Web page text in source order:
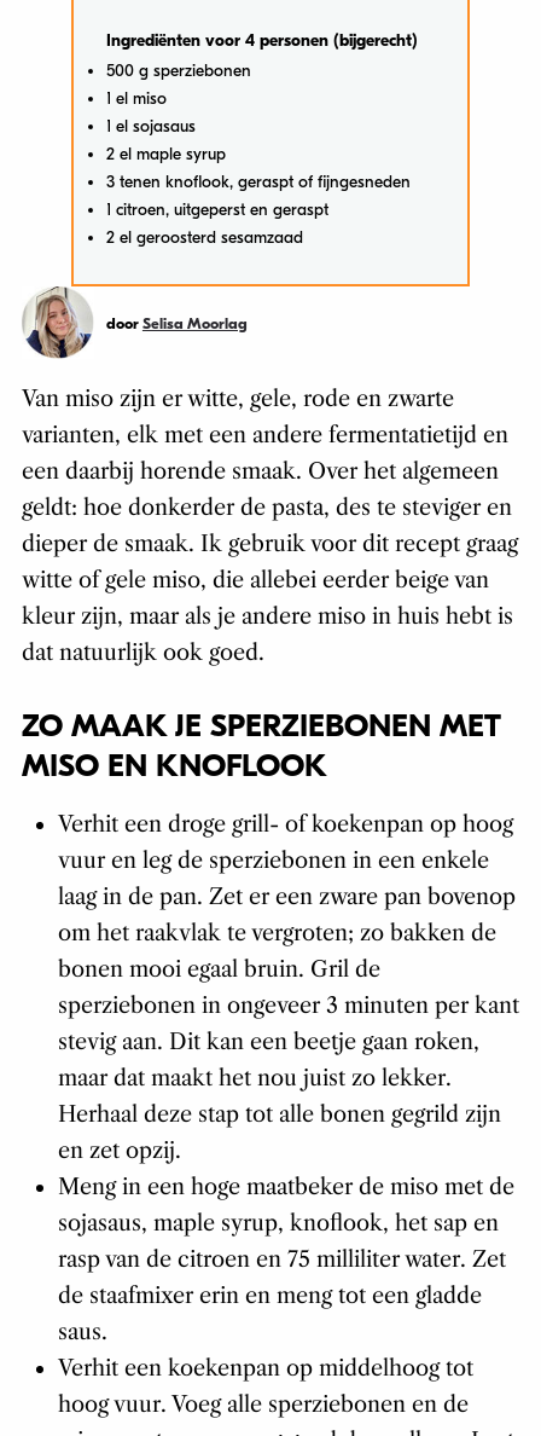
Ingrediënten voor 4 personen (bijgerecht)
500 g sperziebonen
1 el miso
1 el sojasaus
2 el maple syrup
3 tenen knoflook, geraspt of fijngesneden
1 citroen, uitgeperst en geraspt
2 el geroosterd sesamzaad
door Selisa Moorlag
Van miso zijn er witte, gele, rode en zwarte
varianten, elk met een andere fermentatietijd en
een daarbij horende smaak. Over het algemeen
geldt: hoe donkerder de pasta, des te steviger en
dieper de smaak. Ik gebruik voor dit recept graag
witte of gele miso, die allebei eerder beige van
kleur zijn, maar als je andere miso in huis hebt is
dat natuurlijk ook goed.
ZO MAAK JE SPERZIEBONEN MET
MISO EN KNOFLOOK
Verhit een droge grill- of koekenpan op hoog
vuur en leg de sperziebonen in een enkele
laag in de pan. Zet er een zware pan bovenop
om het raakvlak te vergroten; zo bakken de
bonen mooi egaal bruin. Gril de
sperziebonen in ongeveer 3 minuten per kant
stevig aan. Dit kan een beetje gaan roken,
maar dat maakt het nou juist zo lekker.
Herhaal deze stap tot alle bonen gegrild zijn
en zet opzij.
Meng in een hoge maatbeker de miso met de
sojasaus, maple syrup, knoflook, het sap en
rasp van de citroen en 75 milliliter water. Zet
de staafmixer erin en meng tot een gladde
saus.
Verhit een koekenpan op middelhoog tot
hoog vuur. Voeg alle sperziebonen en de